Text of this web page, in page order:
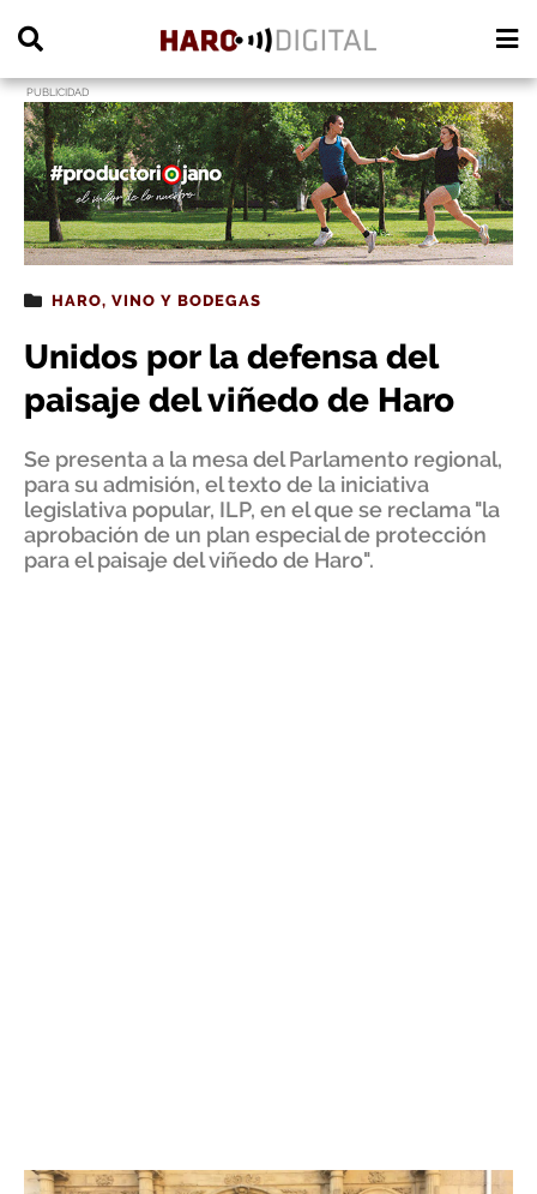
PUBLICIDAD
HARO, VINO Y BODEGAS
Unidos por la defensa del
paisaje del viñedo de Haro
Se presenta a la mesa del Parlamento regional,
para su admisión, el texto de la iniciativa
legislativa popular, ILP, en el que se reclama "la
aprobación de un plan especial de protección
para el paisaje del viñedo de Haro".